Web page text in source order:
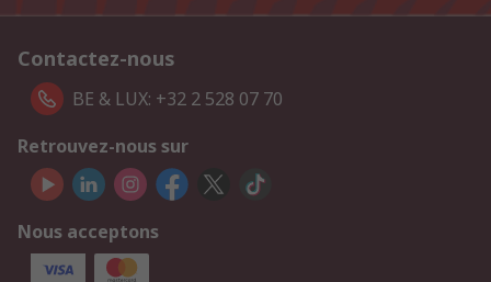
Contactez-nous
BE & LUX: +32 2 528 07 70
Retrouvez-nous sur
Nous acceptons